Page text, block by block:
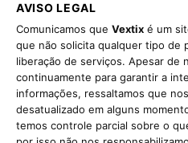
AVISO LEGAL
Comunicamos que Vextix é um
que não solicita qualquer tipo de
liberação de serviços. Apesar de
continuamente para garantir a
informações, ressaltamos que
desatualizado em alguns
temos controle parcial sobre o